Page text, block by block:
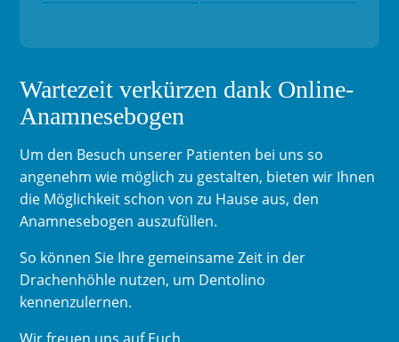
Wartezeit verkürzen dank Online-
Anamnesebogen
Um den Besuch unserer Patienten bei uns so
angenehm wie möglich zu gestalten, bieten wir Ihnen
die Möglichkeit schon von zu Hause aus, den
Anamnesebogen auszufüllen.
So können Sie Ihre gemeinsame Zeit in der
Drachenhöhle nutzen, um Dentolino
kennenzulernen.